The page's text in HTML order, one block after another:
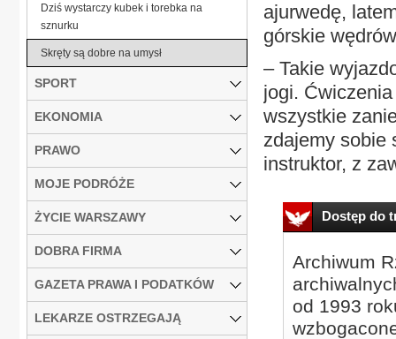
ajurwedę,
górskie
– Takie
jogi.
wszystkie
zdajemy sobie
instruktor, z
Dostęp do
Archiwum
od 1993
Dziś wystarczy kubek i torebka na
sznurku
Skręty są dobre na umysł
SPORT
EKONOMIA
PRAWO
MOJE PODRÓŻE
ŻYCIE WARSZAWY
DOBRA FIRMA
GAZETA PRAWA I PODATKÓW
LEKARZE OSTRZEGAJĄ